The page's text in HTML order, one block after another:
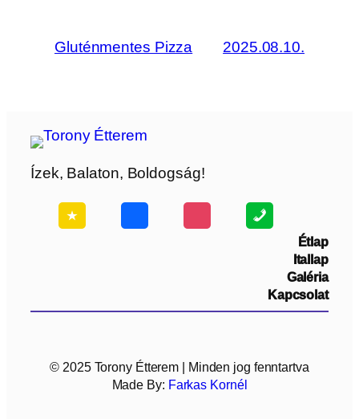
Gluténmentes Pizza 2025.08.10.
Ízek, Balaton, Boldogság!
Étlap
Itallap
Galéria
Kapcsolat
© 2025 Torony Étterem | Minden jog fenntartva
Made By: Farkas Kornél